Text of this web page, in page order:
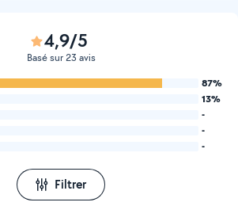
4,9/5
Basé sur 23 avis
87%
13%
-
-
-
Filtrer